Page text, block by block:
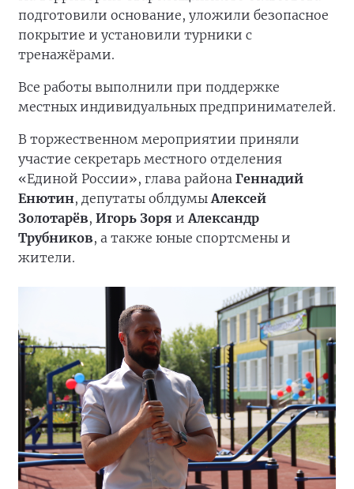
подготовили основание, уложили безопасное
покрытие и установили турники с
тренажёрами.
Все работы выполнили при поддержке
местных индивидуальных предпринимателей.
В торжественном мероприятии приняли
участие секретарь местного отделения
«Единой России», глава района Геннадий
Енютин, депутаты облдумыАлексей
Золотарёв, Игорь Зоря иАлександр
Трубников, а также юные спортсмены и
жители.